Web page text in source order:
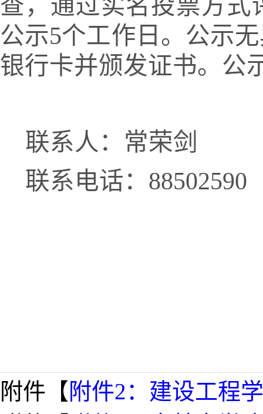
查，通过实名投票方式
公示5个工作日。公示
银行卡并颁发证书。公
联系人：常荣剑
联系电话： 88502590
附件【附件2：建设工程